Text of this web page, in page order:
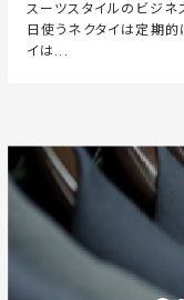
スーツスタイルのビジネ
日使うネクタイは定期的
イは...